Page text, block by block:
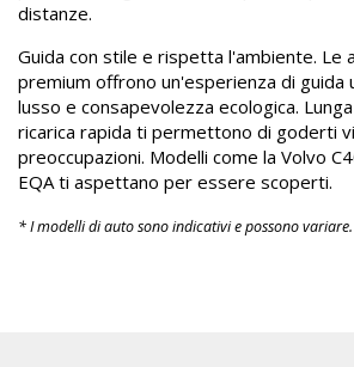
distanze.
Guida con stile e rispetta l'ambiente. Le
premium offrono un'esperienza di guida
lusso e consapevolezza ecologica.
ricarica rapida ti permettono di goderti
preoccupazioni. Modelli come la Volvo
EQA ti aspettano per essere scoperti.
* I modelli di auto sono indicativi e possono variare.